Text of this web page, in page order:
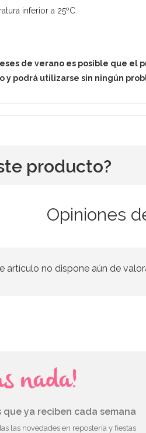
inferior a 25ºC.
de verano es posible que
y podrá utilizarse sin ningún
producto?
Opiniones
artículo no dispone aún de
nada!
que ya reciben cada semana
las novedades en repostería y fiestas